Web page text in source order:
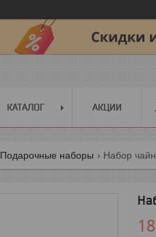
КАТАЛОГ АКЦИИ
Подарочные наборы Набор
18